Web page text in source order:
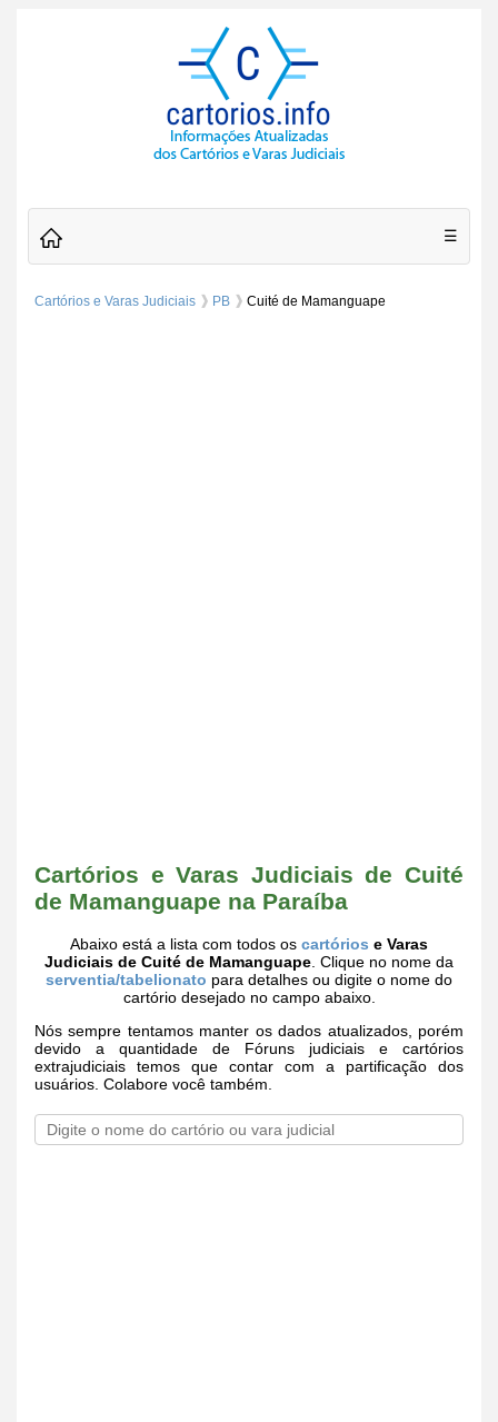
☰
Cartórios e Varas Judiciais PB Cuité de Mamanguape
Cartórios e Varas Judiciais de Cuité
de Mamanguape na Paraíba
Abaixo está a lista com todos os cartórios e Varas
Judiciais de Cuité de Mamanguape . Clique no nome da
serventia/tabelionato para detalhes ou digite o nome do
cartório desejado no campo abaixo.
Nós sempre tentamos manter os dados atualizados, porém
devido a quantidade de Fóruns judiciais e cartórios
extrajudiciais temos que contar com a partificação dos
usuários. Colabore você também.